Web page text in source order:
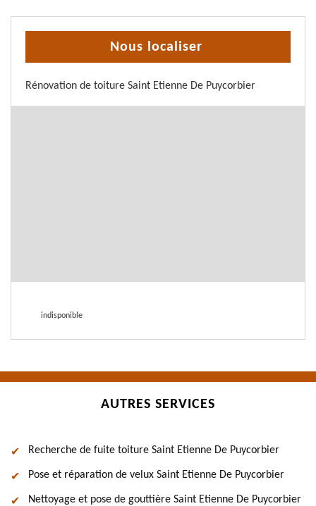
Nous localiser
Rénovation de toiture Saint Etienne De Puycorbier
indisponible
AUTRES SERVICES
Recherche de fuite toiture Saint Etienne De Puycorbier
Pose et réparation de velux Saint Etienne De Puycorbier
Nettoyage et pose de gouttière Saint Etienne De Puycorbier